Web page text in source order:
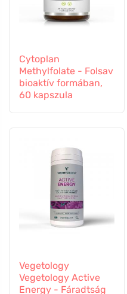
Cytoplan
Methylfolate - Folsav
bioaktív formában,
60 kapszula
Vegetology
Vegetology Active
Energy - Fáradtság